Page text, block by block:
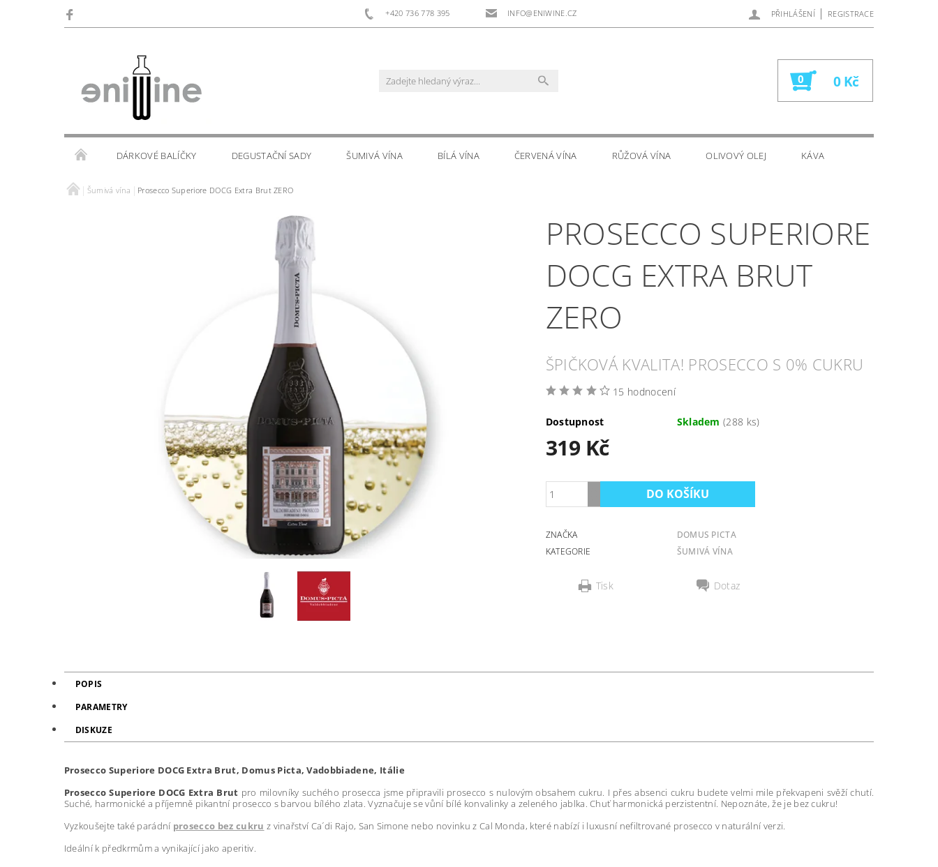
+420 736 778 395 INFO@ENIWINE.CZ PŘIHLÁŠENÍ | REGISTRACE
0 0 Kč
DÁRKOVÉ BALÍČKY DEGUSTAČNÍ SADY ŠUMIVÁ VÍNA BÍLÁ VÍNA ČERVENÁ VÍNA RŮŽOVÁ VÍNA OLIVOVÝ OLEJ KÁVA
SKLENIČKY KALENDÁŘ AKCÍ WINE TOURS
Šumivá vína Prosecco Superiore DOCG Extra Brut ZERO
PROSECCO SUPERIORE
DOCG EXTRA BRUT
ZERO
ŠPIČKOVÁ KVALITA! PROSECCO S 0% CUKRU
15 hodnocení
Dostupnost Skladem(288 ks)
319 Kč
ZNAČKA
DOMUS PICTA
KATEGORIE
ŠUMIVÁ VÍNA
Tisk Dotaz
POPIS
PARAMETRY
DISKUZE
Prosecco Superiore DOCG Extra Brut, Domus Picta, Vadobbiadene, Itálie
Prosecco Superiore DOCG Extra Brut pro milovníky suchého prosecca jsme připravili prosecco s nulovým obsahem cukru. I přes absenci cukru budete velmi mile překvapeni svěží chutí.
Suché, harmonické a příjemně pikantní prosecco s barvou bílého zlata. Vyznačuje se vůní bílé konvalinky a zeleného jablka. Chuť harmonická perzistentní. Nepoznáte, že je bez cukru!
Vyzkoušejte také parádní prosecco bez cukru z vinařství Ca´di Rajo, San Simone nebo novinku z Cal Monda, které nabízí i luxusní nefiltrované prosecco v naturální verzi.
Ideální k předkrmům a vynikající jako aperitiv.